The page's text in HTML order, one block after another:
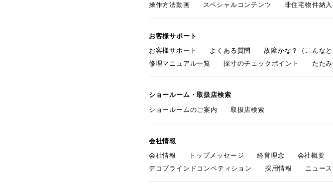
操作方法動画
スペシャルコンテンツ 非住宅物件納
お客様サポート
お客様サポート
よくある質問 故障かな？（こんなと
修理マニュアル一覧
採寸のチェックポイント たた
ショールーム・取扱店検索
ショールームのご案内
取扱店検索
会社情報
会社情報
トップメッセージ 経営理念 会社概要
デコブラインドコンペティション
採用情報 ニュー